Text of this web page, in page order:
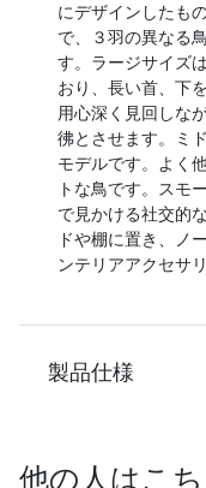
にデザインしたも
で、３羽の異なる
す。ラージサイズ
おり、長い首、下
用心深く見回しな
彿とさせます。ミ
モデルです。よく
トな鳥です。スモ
で見かける社交的
ドや棚に置き、ノ
ンテリアアクセサ
製品仕様
他の人はこ